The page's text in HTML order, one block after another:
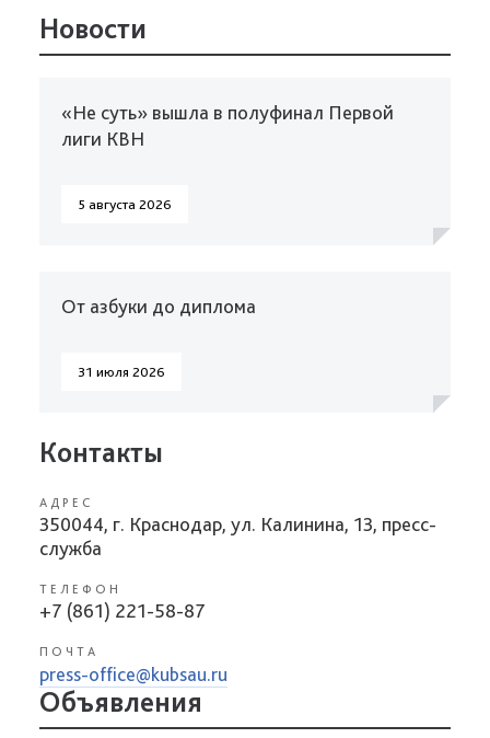
Новости
«Не суть» вышла в полуфинал Первой
лиги КВН
5 августа 2026
От азбуки до диплома
31 июля 2026
Контакты
АДРЕС
350044, г. Краснодар, ул. Калинина, 13, пресс-
служба
ТЕЛЕФОН
+7 (861) 221-58-87
ПОЧТА
press-office@kubsau.ru
Объявления